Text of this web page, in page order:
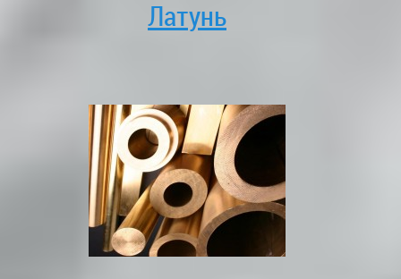
Латунь